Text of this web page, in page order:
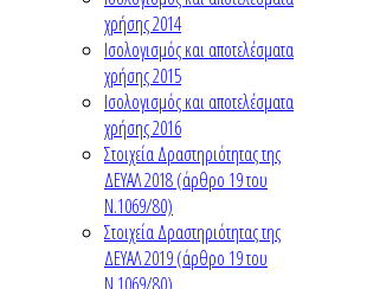
χρήσης 2014
Ισολογισμός και αποτελέσματα
χρήσης 2015
Ισολογισμός και αποτελέσματα
χρήσης 2016
Στοιχεία Δραστηριότητας της
ΔΕΥΑΛ 2018 (άρθρο 19 του
Ν.1069/80)
Στοιχεία Δραστηριότητας της
ΔΕΥΑΛ 2019 (άρθρο 19 του